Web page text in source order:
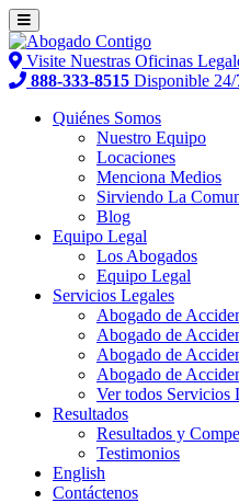
Visite Nuestras Oficinas
888-333-8515 Disponible 24/
Quiénes Somos
Nuestro Equipo
Locaciones
Menciona Medios
Sirviendo La
Blog
Equipo Legal
Los Abogados
Equipo Legal
Servicios Legales
Abogado de
Abogado de
Abogado de
Abogado de
Ver todos Servicios
Resultados
Resultados y
Testimonios
English
Contáctenos